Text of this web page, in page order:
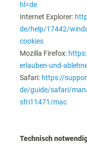
hl=de
Internet Explorer:
de/help/17442/
cookies
Mozilla Firefox:
erlauben-und-
Safari: https://
de/guide/safari/
sfri11471/mac
Technisch